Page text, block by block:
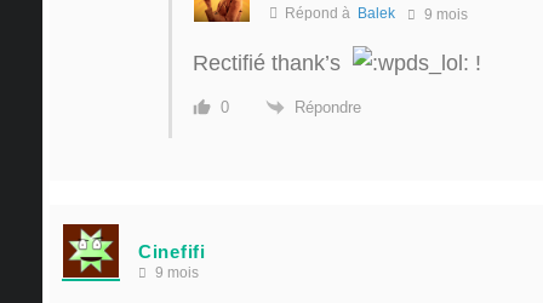
Répond à Balek 9 mois
Rectifié thank’s !
0 Répondre
Cinefifi
9 mois